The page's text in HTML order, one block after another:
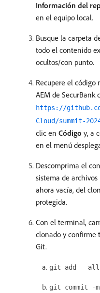
Información del
en el equipo local.
Busque la carpeta
todo el contenido
ocultos/con punto.
Recupere el código
AEM de SecurBank
https://
Cloud/summit-
clic en Código y, a
en el menú
Descomprima el
sistema de
ahora vacía, del
protegida.
Con el terminal,
clonado y confirme
Git.
git add --all
git commit -m